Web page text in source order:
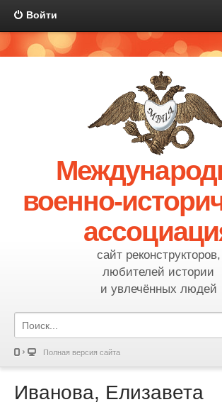
Войти
военно-
сайт реконструкторов,
любителей истории
и увлечённых людей
Полная версия сайта
Иванова, Елизавета